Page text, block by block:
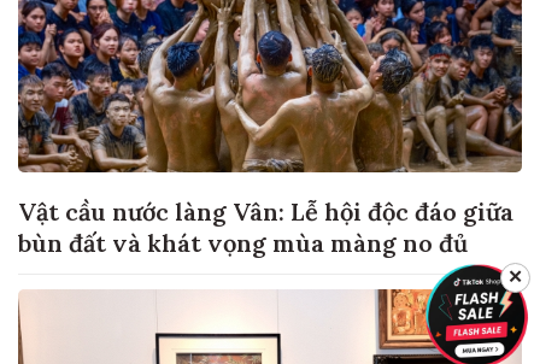
Vật cầu nước làng Vân: Lễ hội độc đáo giữa
bùn đất và khát vọng mùa màng no đủ
✕